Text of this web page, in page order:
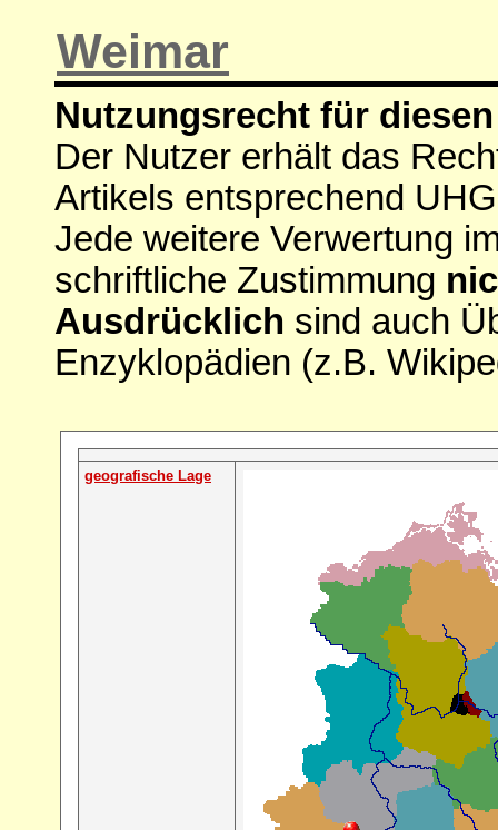
Weimar
Nutzungsrecht für
Der Nutzer erhält das
Artikels entsprechend
Jede weitere Verwertung
schriftliche Zustimmung
Ausdrücklich sind auch
Enzyklopädien (z.B.
geografische Lage